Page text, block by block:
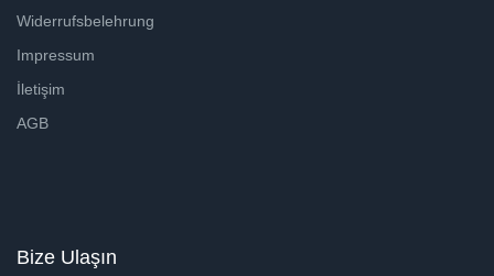
Widerrufsbelehrung
Impressum
İletişim
AGB
Bize Ulaşın